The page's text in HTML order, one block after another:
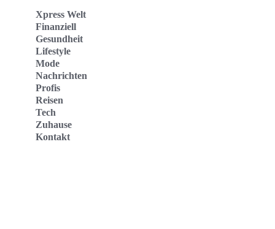
Xpress Welt
Finanziell
Gesundheit
Lifestyle
Mode
Nachrichten
Profis
Reisen
Tech
Zuhause
Kontakt